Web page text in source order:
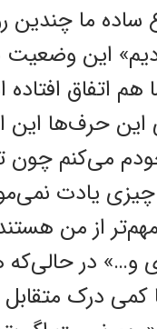
ما چندین
این وضعیت
هم اتفاق
این حرف‌ها این
می‌کنم چون
یادت
از من
و…» در
کمی درک